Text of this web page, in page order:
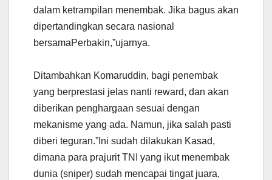
dalam ketrampilan menembak. Jika bagus akan
dipertandingkan secara nasional
bersamaPerbakin,”ujarnya.
Ditambahkan Komaruddin, bagi penembak
yang berprestasi jelas nanti reward, dan akan
diberikan penghargaan sesuai dengan
mekanisme yang ada. Namun, jika salah pasti
diberi teguran.”Ini sudah dilakukan Kasad,
dimana para prajurit TNI yang ikut menembak
dunia (sniper) sudah mencapai tingat juara,